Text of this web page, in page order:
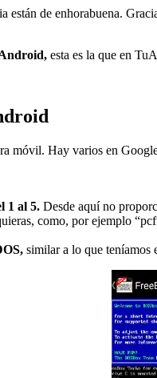
de enhorabuena.
esta es la que en
móvil. Hay varios en
1 al 5. Desde aquí no
como, por ejemplo
similar a lo que teníamos